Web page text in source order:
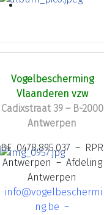
Vogelbescherming
Vlaanderen vzw
Cadixstraat 39 – B-2000
Antwerpen
BE 0478.895.037 – RPR
Antwerpen – Afdeling
Antwerpen
info@vogelbeschermi
ng.be –